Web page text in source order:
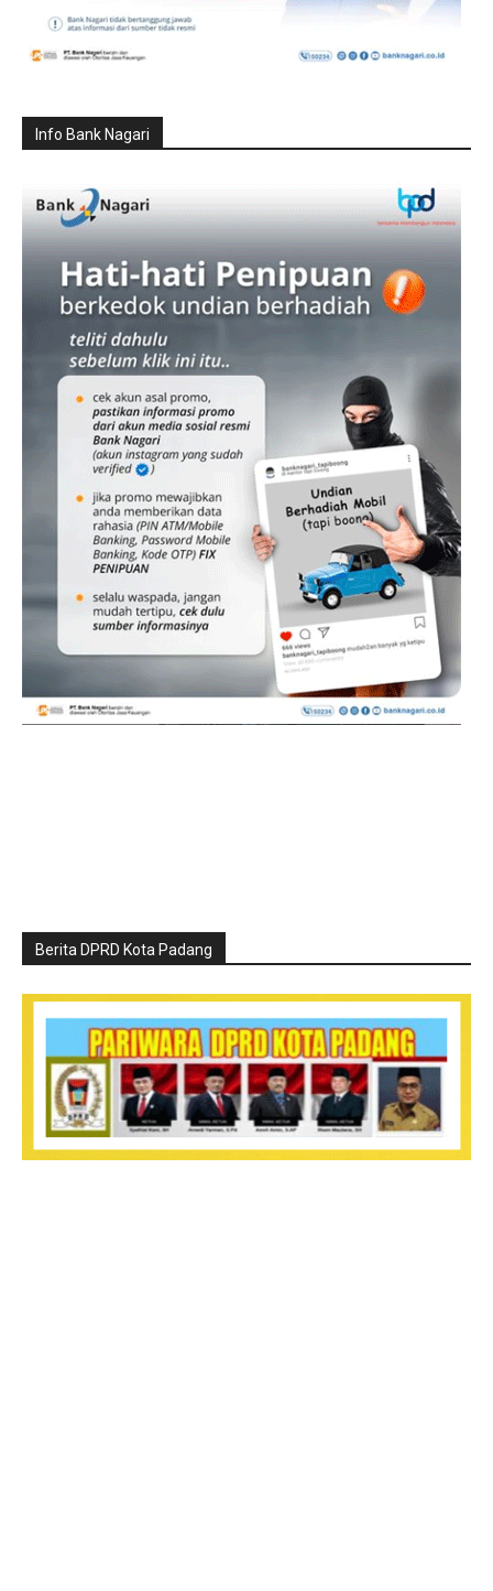
Info Bank Nagari
Berita DPRD Kota Padang